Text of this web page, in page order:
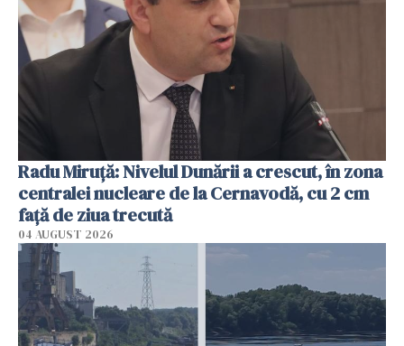
Radu Miruţă: Nivelul Dunării a crescut, în zona
centralei nucleare de la Cernavodă, cu 2 cm
faţă de ziua trecută
04 AUGUST 2026